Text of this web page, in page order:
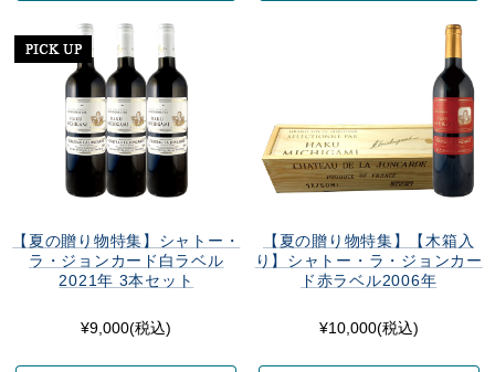
【夏の贈り物特集】シャトー・
ラ・ジョンカード白ラベル
2021年 3本セット
¥9,000(税込)
【夏の贈り物特集】【木箱入
り】シャトー・ラ・ジョンカー
ド赤ラベル2006年
¥10,000(税込)